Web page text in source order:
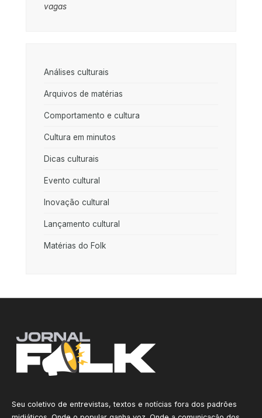
vagas
Análises culturais
Arquivos de matérias
Comportamento e cultura
Cultura em minutos
Dicas culturais
Evento cultural
Inovação cultural
Lançamento cultural
Matérias do Folk
Seu coletivo de entrevistas, textos e notícias fora dos padrões